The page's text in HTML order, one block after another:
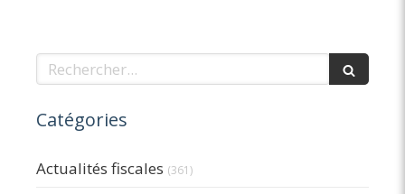
Rechercher
Catégories
Actualités fiscales (361)